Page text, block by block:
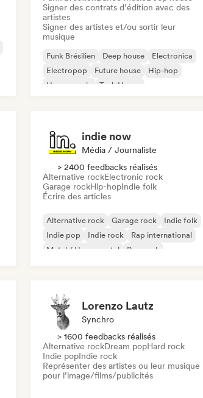
Signer des contrats d’édition avec des
artistes
Signer des artistes et/ou sortir leur
musique
Funk Brésilien Deep house
Electronica
Electropop
Future house
Hip-hop
House music
Tech House
indie now
Média / Journaliste
> 2400 feedbacks réalisés
Alternative rockElectronic rock
Garage rockHip-hopIndie folk
Écrire des articles
Alternative rock Garage rock
Indie folk
Indie pop
Indie rock
Rap international
Metal / Heavy metal
Pop rock
Lorenzo Lautz
Synchro
> 1600 feedbacks réalisés
Alternative rockDream popHard rock
Indie popIndie rock
Représenter des artistes ou leur musique
pour l’image/films/publicités